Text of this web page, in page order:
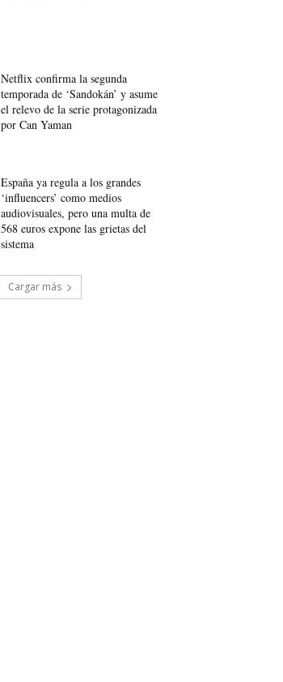
Netflix confirma la segunda
temporada de ‘Sandokán’ y asume
el relevo de la serie protagonizada
por Can Yaman
España ya regula a los grandes
‘influencers’ como medios
audiovisuales, pero una multa de
568 euros expone las grietas del
sistema
Cargar más